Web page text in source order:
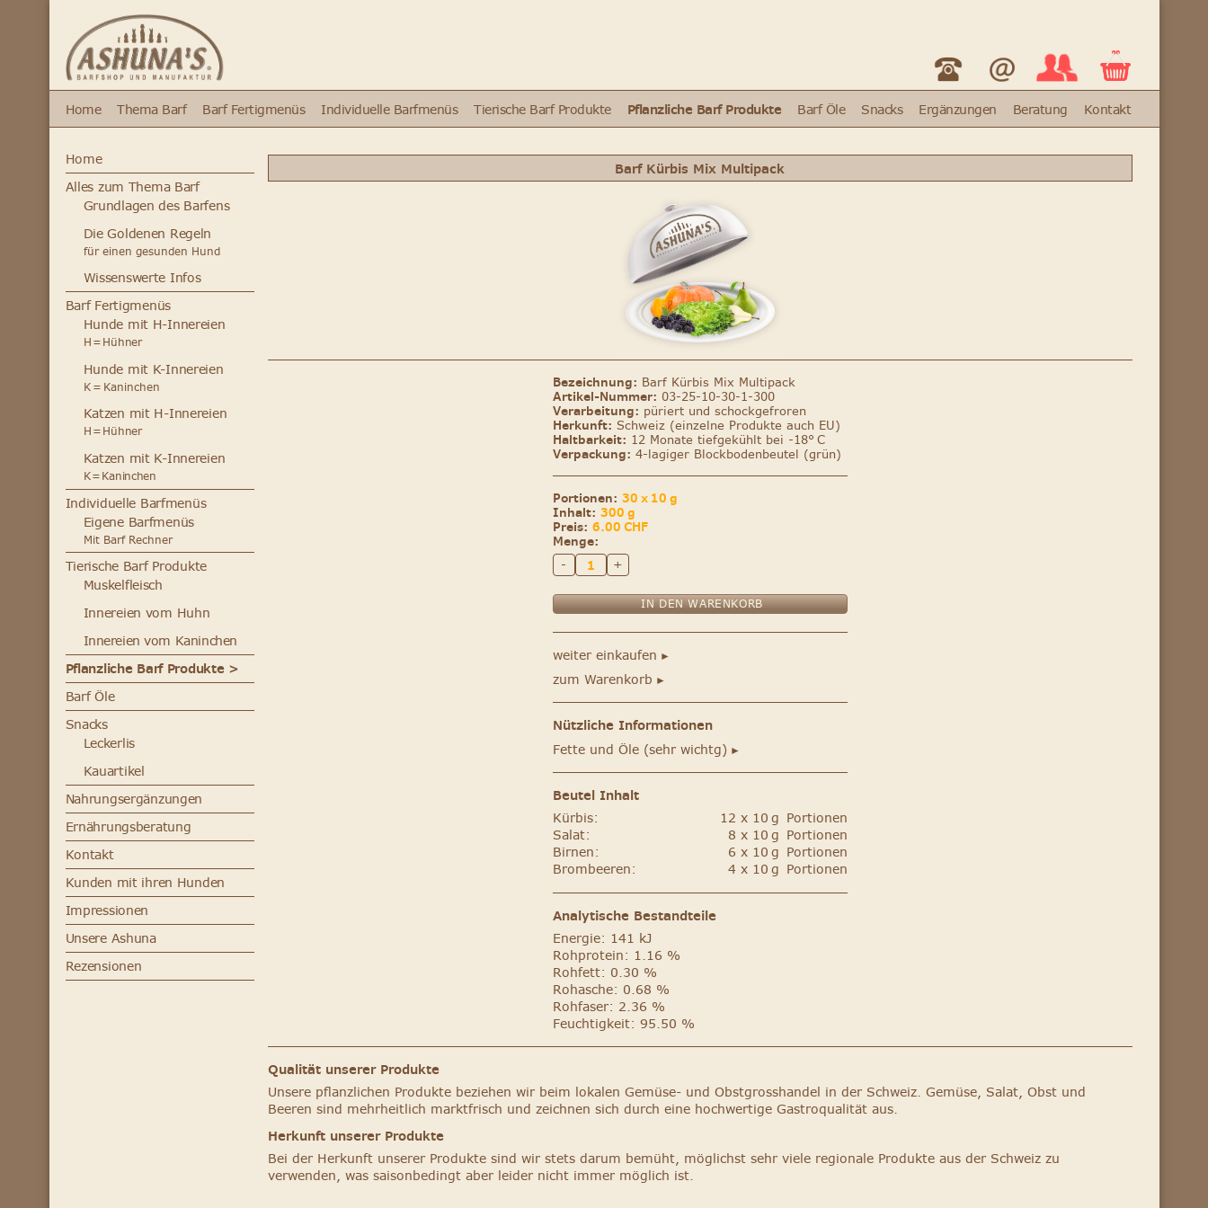
Home Thema Barf Barf Fertigmenüs Individuelle Barfmenüs Tierische Barf Produkte Pflanzliche Barf Produkte Barf Öle Snacks Ergänzungen Beratung Kontakt
Home
Alles zum Thema Barf
Grundlagen des Barfens
Die Goldenen Regeln
für einen gesunden Hund
Wissenswerte Infos
Barf Fertigmenüs
Hunde mit H-Innereien
H = Hühner
Hunde mit K-Innereien
K = Kaninchen
Katzen mit H-Innereien
H = Hühner
Katzen mit K-Innereien
K = Kaninchen
Individuelle Barfmenüs
Eigene Barfmenüs
Mit Barf Rechner
Tierische Barf Produkte
Muskelfleisch
Innereien vom Huhn
Innereien vom Kaninchen
Pflanzliche Barf Produkte >
Barf Öle
Snacks
Leckerlis
Kauartikel
Nahrungsergänzungen
Ernährungsberatung
Kontakt
Kunden mit ihren Hunden
Impressionen
Unsere Ashuna
Rezensionen
Barf Kürbis Mix Multipack
Bezeichnung: Barf Kürbis Mix Multipack
Artikel-Nummer: 03-25-10-30-1-300
Verarbeitung: püriert und schockgefroren
Herkunft: Schweiz (einzelne Produkte auch EU)
Haltbarkeit: 12 Monate tiefgekühlt bei -18° C
Verpackung: 4-lagiger Blockbodenbeutel (grün)
Portionen: 30 x 10 g
Inhalt: 300 g
Preis: 6.00 CHF
Menge:
-
+
weiter einkaufen ►
zum Warenkorb ►
Nützliche Informationen
Fette und Öle (sehr wichtg) ►
Beutel Inhalt
Kürbis:
12 x 10 g Portionen
Salat:
8 x 10 g Portionen
Birnen:
6 x 10 g Portionen
Brombeeren:
4 x 10 g Portionen
Analytische Bestandteile
Energie: 141 kJ
Rohprotein: 1.16 %
Rohfett: 0.30 %
Rohasche: 0.68 %
Rohfaser: 2.36 %
Feuchtigkeit: 95.50 %
Qualität unserer Produkte
Unsere pflanzlichen Produkte beziehen wir beim lokalen Gemüse- und Obstgrosshandel in der Schweiz. Gemüse, Salat, Obst und
Beeren sind mehrheitlich marktfrisch und zeichnen sich durch eine hochwertige Gastroqualität aus.
Herkunft unserer Produkte
Bei der Herkunft unserer Produkte sind wir stets darum bemüht, möglichst sehr viele regionale Produkte aus der Schweiz zu
verwenden, was saisonbedingt aber leider nicht immer möglich ist.